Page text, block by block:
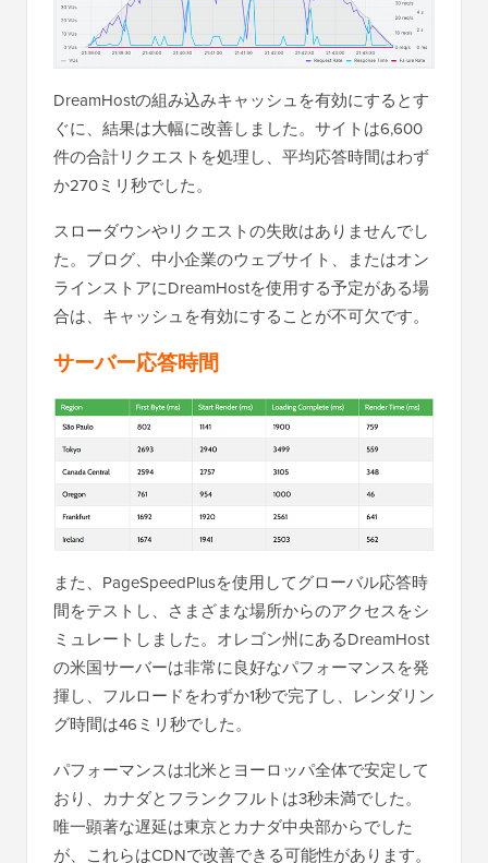
DreamHostの組み込みキャッシュを有効にするとす
ぐに、結果は大幅に改善しました。サイトは6,600
件の合計リクエストを処理し、平均応答時間はわず
か270ミリ秒でした。
スローダウンやリクエストの失敗はありませんでし
た。ブログ、中小企業のウェブサイト、またはオン
ラインストアにDreamHostを使用する予定がある場
合は、キャッシュを有効にすることが不可欠です。
サーバー応答時間
また、PageSpeedPlusを使用してグローバル応答時
間をテストし、さまざまな場所からのアクセスをシ
ミュレートしました。オレゴン州にあるDreamHost
の米国サーバーは非常に良好なパフォーマンスを発
揮し、フルロードをわずか1秒で完了し、レンダリン
グ時間は46ミリ秒でした。
パフォーマンスは北米とヨーロッパ全体で安定して
おり、カナダとフランクフルトは3秒未満でした。
唯一顕著な遅延は東京とカナダ中央部からでした
が、これらはCDNで改善できる可能性があります。